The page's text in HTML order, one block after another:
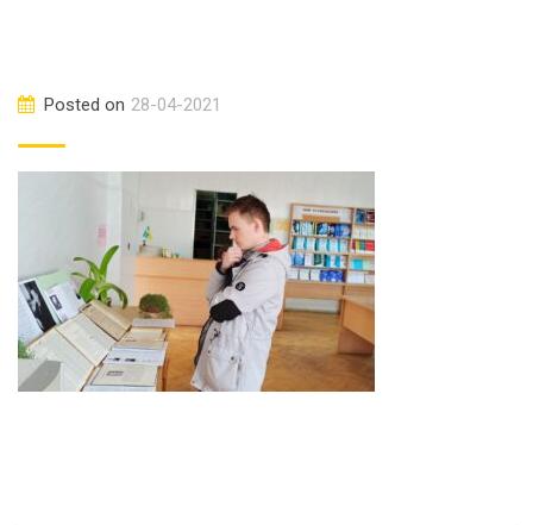
Posted on 28-04-2021